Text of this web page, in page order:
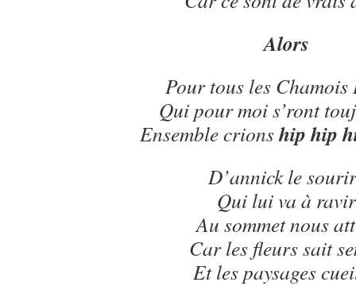
Alors
Pour tous les Chamois
Qui pour moi s’ront
Ensemble crionship hip
D’annick le
Qui lui va à ravir
Au sommet nous
Car les fleurs sait
Et les paysages